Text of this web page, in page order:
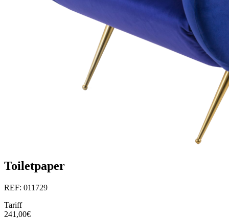
Toiletpaper
REF: 011729
Tariff
241,00€